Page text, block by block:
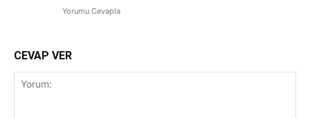
Yorumu Cevapla
CEVAP VER